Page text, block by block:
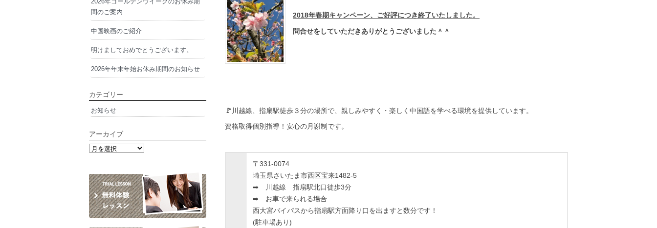
2018年春期キャンペーン、ご好評につき終了いたしました。
問合せをしていただきありがとうございました＾＾
🚩 川越線、指扇駅徒歩３分の場所で、親しみやすく・楽しく中国語を学べる環境を提供しています。
資格取得個別指導！安心の月謝制です。
〒331-0074
埼玉県さいたま市西区宝来1482-5
➡ 川越線 指扇駅北口徒歩3分
➡ お車で来られる場合
西大宮バイパスから指扇駅方面降り口を出ますと数分です！
(駐車場あり)
間のご案内
中国映画のご紹介
明けましておめでとうございます。
2026年年末年始お休み期間のお知らせ
カテゴリー
お知らせ
アーカイブ